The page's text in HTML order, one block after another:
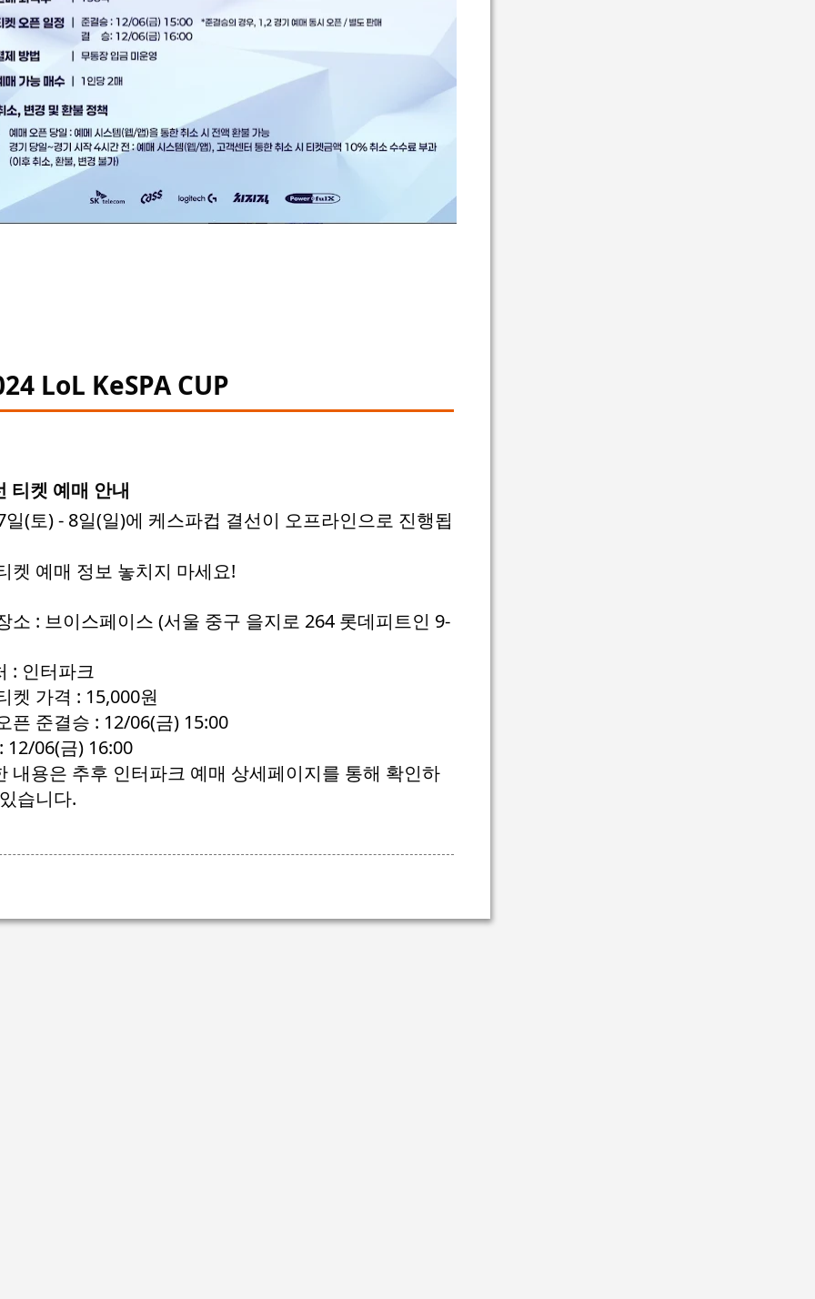
LoL KeSPA CUP
티켓 예매 안내
일(토) - 8일(일)에 케스파컵 결선이 오프라인으로 진행됩
켓 예매 정보 놓치지 마세요!
소 : 브이스페이스 (서울 중구 을지로 264 롯데피트인 9-
: 인터파크
켓 가격 : 15,000원
픈 준결승 : 12/06(금) 15:00
12/06(금) 16:00
내용은 추후 인터파크 예매 상세페이지를 통해 확인하
습니다.